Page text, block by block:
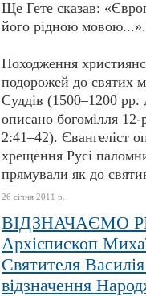
Ще Гете сказав:
його рідною мовою...».
Походження
подорожей до святих
Суддів (1500–1200
описано богомілля
2:41–42). Євангеліст
хрещення Русі
прямували як до
26 січня 2011 р.
ВІДЗНАЧАЄМО
Архієпископ
Святителя
відзначення